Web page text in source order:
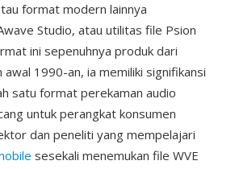
format modern lainnya
Studio, atau utilitas file Psion
ini sepenuhnya produk dari
1990-an, ia memiliki signifikansi
satu format perekaman audio
untuk perangkat konsumen
dan peneliti yang mempelajari
sesekali menemukan file WVE